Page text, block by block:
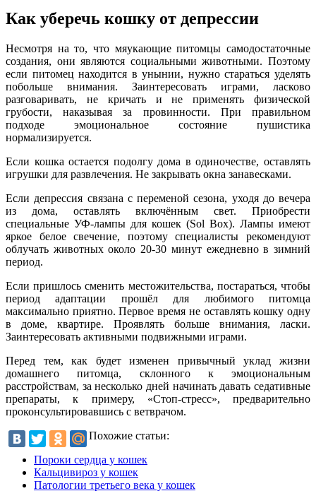
Как уберечь кошку от депрессии
Несмотря на то, что мяукающие питомцы самодостаточные
создания, они являются социальными животными. Поэтому
если питомец находится в унынии, нужно стараться уделять
побольше внимания. Заинтересовать играми, ласково
разговаривать, не кричать и не применять физической
грубости, наказывая за провинности. При правильном
подходе эмоциональное состояние пушистика
нормализируется.
Если кошка остается подолгу дома в одиночестве, оставлять
игрушки для развлечения. Не закрывать окна занавесками.
Если депрессия связана с переменой сезона, уходя до вечера
из дома, оставлять включённым свет. Приобрести
специальные УФ-лампы для кошек (Sol Box). Лампы имеют
яркое белое свечение, поэтому специалисты рекомендуют
облучать животных около 20-30 минут ежедневно в зимний
период.
Если пришлось сменить местожительства, постараться, чтобы
период адаптации прошёл для любимого питомца
максимально приятно. Первое время не оставлять кошку одну
в доме, квартире. Проявлять больше внимания, ласки.
Заинтересовать активными подвижными играми.
Перед тем, как будет изменен привычный уклад жизни
домашнего питомца, склонного к эмоциональным
расстройствам, за несколько дней начинать давать седативные
препараты, к примеру, «Стоп-стресс», предварительно
проконсультировавшись с ветврачом.
Похожие статьи:
Пороки сердца у кошек
Кальцивироз у кошек
Патологии третьего века у кошек